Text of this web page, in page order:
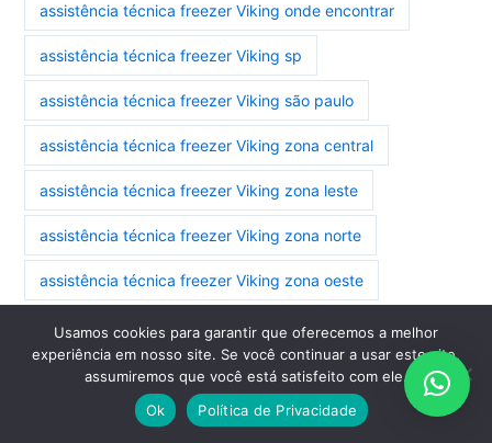
assistência técnica freezer Viking onde encontrar
assistência técnica freezer Viking sp
assistência técnica freezer Viking são paulo
assistência técnica freezer Viking zona central
assistência técnica freezer Viking zona leste
assistência técnica freezer Viking zona norte
assistência técnica freezer Viking zona oeste
assistência técnica freezer Viking zona sul
assistência técnica geladeira side by side Viking zona
Usamos cookies para garantir que oferecemos a melhor
experiência em nosso site. Se você continuar a usar este site,
assumiremos que você está satisfeito com ele.
Ok
Política de Privacidade